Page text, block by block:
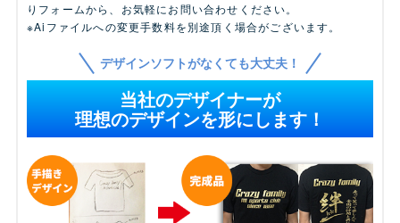
りフォームから、お気軽にお問い合わせください。
※Aiファイルへの変更手数料を別途頂く場合がございます。
デザインソフトがなくても大丈夫！
当社のデザイナーが
理想のデザインを形にします！